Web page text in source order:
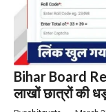
Bihar Board
लाखों छात्रों की